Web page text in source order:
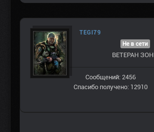
TEGI79
Не в сети
ВЕТЕРАН
Сообщений: 2456
Спасибо получено: 12910